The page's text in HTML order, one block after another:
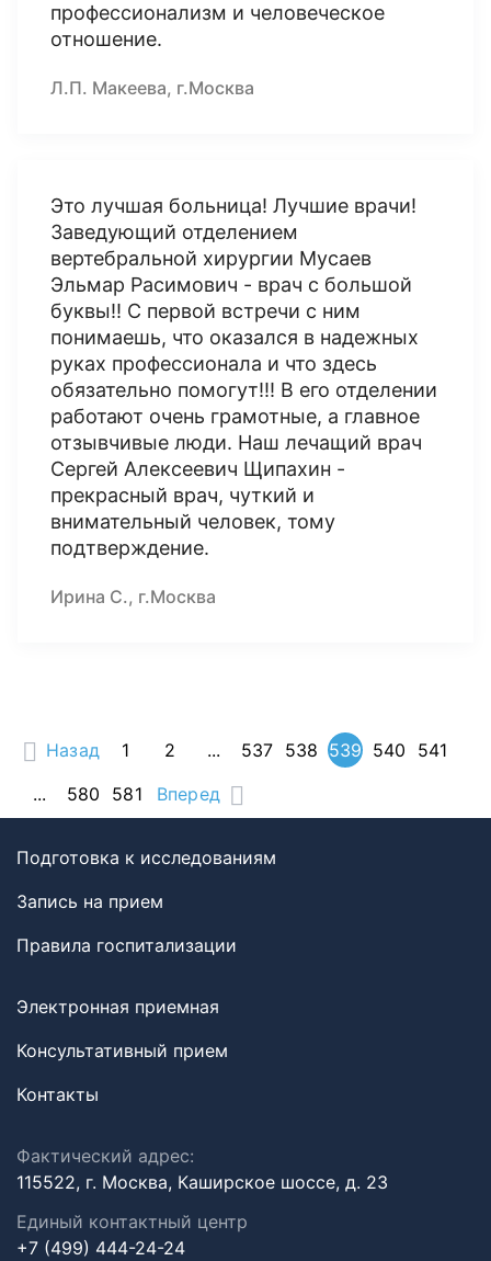
профессионализм и человеческое
отношение.
Л.П. Макеева, г.Москва
Это лучшая больница! Лучшие врачи!
Заведующий отделением
вертебральной хирургии Мусаев
Эльмар Расимович - врач с большой
буквы!! С первой встречи с ним
понимаешь, что оказался в надежных
руках профессионала и что здесь
обязательно помогут!!! В его отделении
работают очень грамотные, а главное
отзывчивые люди. Наш лечащий врач
Сергей Алексеевич Щипахин -
прекрасный врач, чуткий и
внимательный человек, тому
подтверждение.
Ирина С., г.Москва
Назад 1 2 ... 537 538 539 540
541
...
580 581 Вперед
Подготовка к исследованиям
Запись на прием
Правила госпитализации
Электронная приемная
Консультативный прием
Контакты
Фактический адрес:
115522, г. Москва, Каширское шоссе, д. 23
Единый контактный центр
+7 (499) 444-24-24